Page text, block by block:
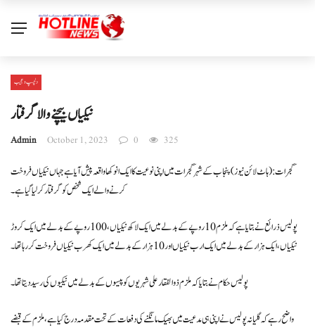
دلچسپ و عجیب
نیکیاں بیچنےوالاگرفتار
Admin October 1, 2023 0 325
گجرات: (ہاٹ لائن نیوز) پنجاب کے شہر گجرات میں اپنی نوعیت کا ایک انوکھا واقعہ پیش آیا ہے جہاں نیکیاں فروخت
کرنے والے ایک شخص کو گرفتار کر لیا گیا ہے۔
پولیس ذرائع نے بتایا ہے کہ ملزم 10 روپے کے بدلے میں ایک لاکھ نیکیاں، 100 روپے کے بدلے میں ایک کروڑ
نیکیاں، ایک ہزار کے بدلے میں ایک ارب نیکیاں اور 10 ہزار کے بدلے میں ایک کھرب نیکیاں فروخت کر رہا تھا۔
پولیس حکام نے بتایا کہ ملزم ذوالفقار علی شہریوں کو پیسوں کے بدلے میں نیکیوں کی رسید دیتا تھا۔
واضح رہے کہ گلیانہ پولیس نے اپنی ہی مدعیت میں بھیک مانگنے کی دفعات کے تحت مقدمہ درج کیا ہے، ملزم کے قبضے